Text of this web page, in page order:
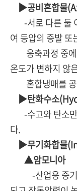
▶공비혼합물
-서로 다른 둘
여 등압의 증발 또
응축과정 중에
온도가 변하지 않
혼합냉매를 공
▶탄화수소
-수고와 탄소만
다.
▶무기화합물
▲암모니아
-산업용 증기